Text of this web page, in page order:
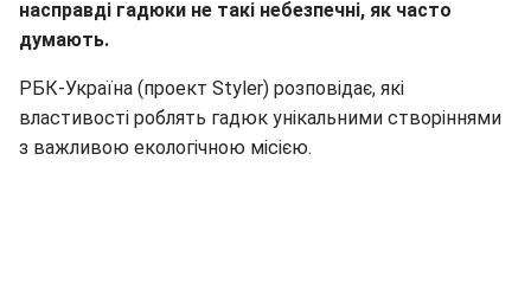
насправді гадюки не такі небезпечні, як часто
думають.
РБК-Україна (проект Styler) розповідає, які
властивості роблять гадюк унікальними створіннями
з важливою екологічною місією.